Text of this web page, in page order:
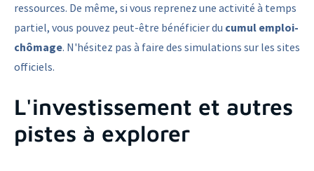
ressources. De même, si vous reprenez une activité à temps
partiel, vous pouvez peut-être bénéficier du cumul emploi-
chômage. N'hésitez pas à faire des simulations sur les sites
officiels.
L'investissement et autres
pistes à explorer